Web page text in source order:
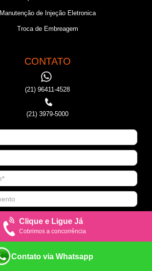
Manutenção de Injeção Eletronica
Troca de Embreagem
CONTATO
(21) 96411-4528
(21) 3979-5000
Clique e Ligue Já
Cobrimos a concorrência
Contato via Whatsapp